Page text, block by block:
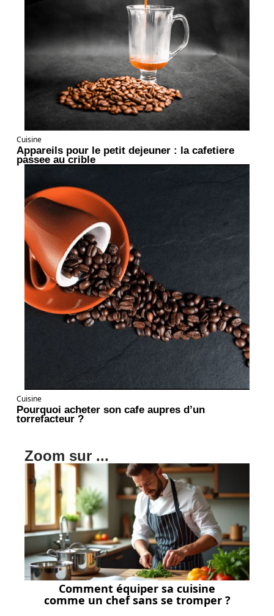
Cuisine
Appareils pour le petit dejeuner : la cafetiere
passee au crible
Cuisine
Pourquoi acheter son cafe aupres d’un
torrefacteur ?
Zoom sur ...
Comment équiper sa cuisine
comme un chef sans se tromper ?